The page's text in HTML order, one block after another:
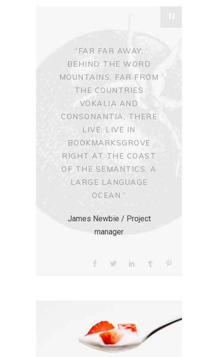
"
“FAR FAR AWAY,
BEHIND THE WORD
MOUNTAINS, FAR FROM
THE COUNTRIES
VOKALIA AND
CONSONANTIA, THERE
LIVE. LIVE IN
BOOKMARKSGROVE
RIGHT AT THE COAST
OF THE SEMANTICS, A
LARGE LANGUAGE
OCEAN.”
James Newbie / Project
manager